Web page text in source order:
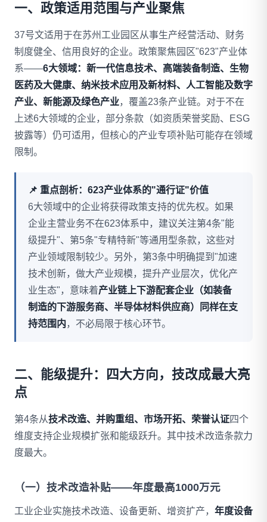
一、政策适用范围与产业聚焦
37号文适用于在苏州工业园区从事生产经营活动、财务
制度健全、信用良好的企业。政策聚焦园区"623"产业体
系——6大领域：新一代信息技术、高端装备制造、生物
医药及大健康、纳米技术应用及新材料、人工智能及数字
产业、新能源及绿色产业，覆盖23条产业链。对于不在
上述6大领域的企业，部分条款（如资质荣誉奖励、ESG
披露等）仍可适用，但核心的产业专项补贴可能存在领域
限制。
📌 重点剖析：623产业体系的"通行证"价值
6大领域中的企业将获得政策支持的优先权。如果
企业主营业务不在623体系中，建议关注第4条"能
级提升"、第5条"专精特新"等通用型条款，这些对
产业领域限制较少。另外，第3条中明确提到"加速
技术创新，做大产业规模，提升产业层次，优化产
业生态"，意味着产业链上下游配套企业（如装备
制造的下游服务商、半导体材料供应商）同样在支
持范围内，不必局限于核心环节。
二、能级提升：四大方向，技改成最大亮
点
第4条从技术改造、并购重组、市场开拓、荣誉认证四个
维度支持企业规模扩张和能级跃升。其中技术改造条款力
度最大。
（一）技术改造补贴——年度最高1000万元
工业企业实施技术改造、设备更新、增资扩产， 年度设备